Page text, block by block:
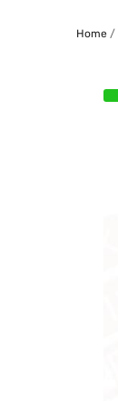
Home/